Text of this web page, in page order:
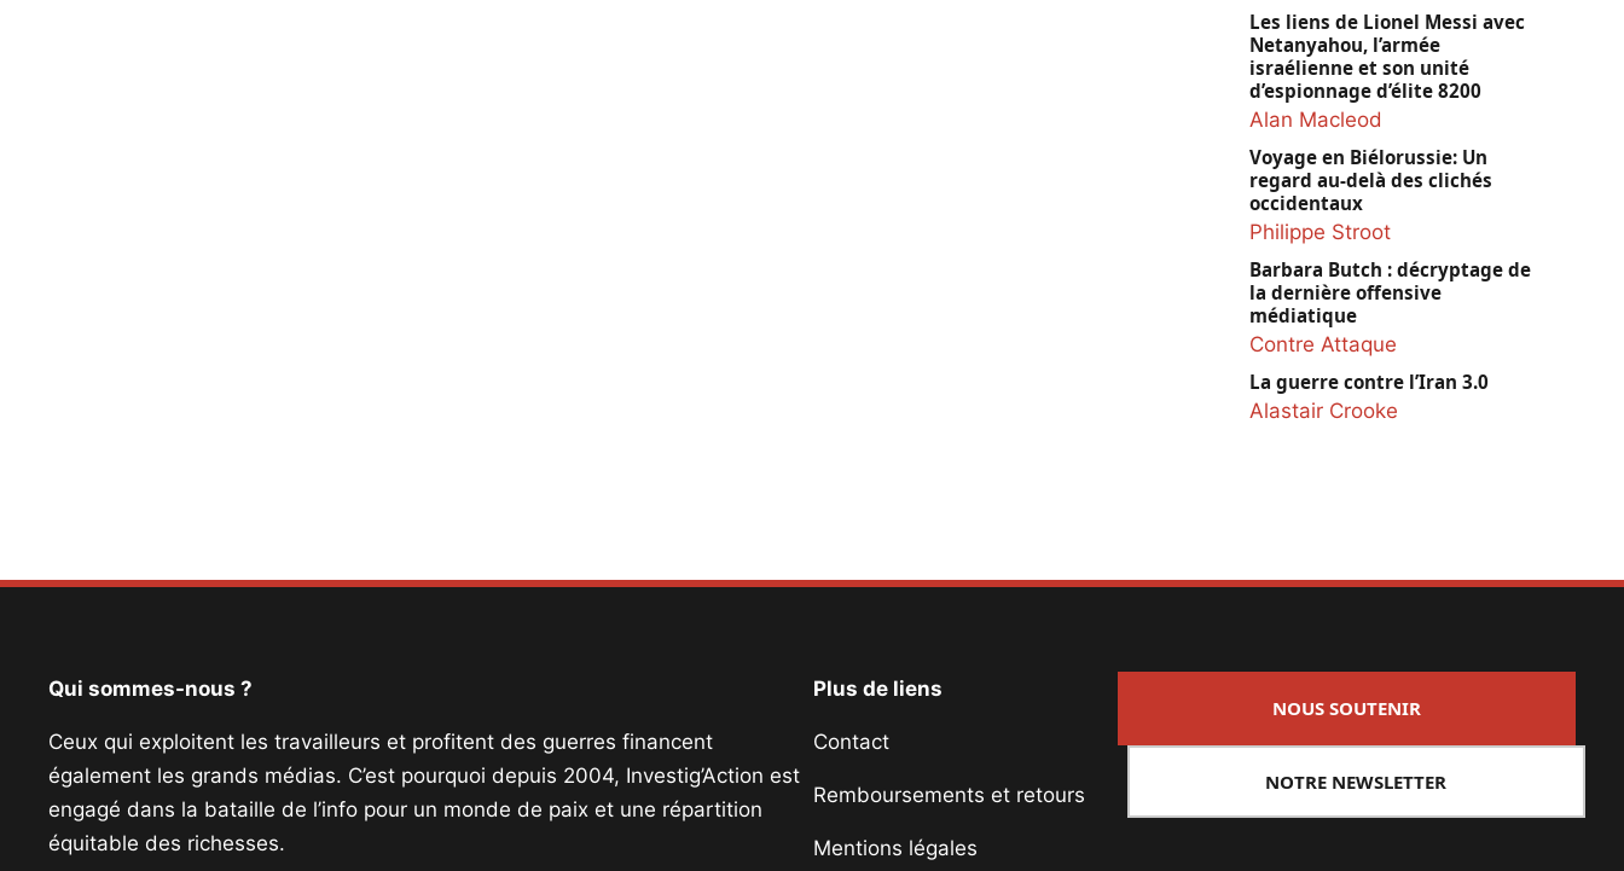
Les liens de Lionel Messi avec
Netanyahou, l’armée
israélienne et son unité
d’espionnage d’élite 8200
Alan Macleod
Voyage en Biélorussie: Un
regard au-delà des clichés
occidentaux
Philippe Stroot
Barbara Butch : décryptage de
la dernière offensive
médiatique
Contre Attaque
La guerre contre l’Iran 3.0
Alastair Crooke
Qui sommes-nous ?
Ceux qui exploitent les travailleurs et profitent des guerres financent
également les grands médias. C’est pourquoi depuis 2004, Investig’Action est
engagé dans la bataille de l’info pour un monde de paix et une répartition
équitable des richesses.
Plus de liens
Contact
Remboursements et retours
Mentions légales
NOUS SOUTENIR
NOTRE NEWSLETTER